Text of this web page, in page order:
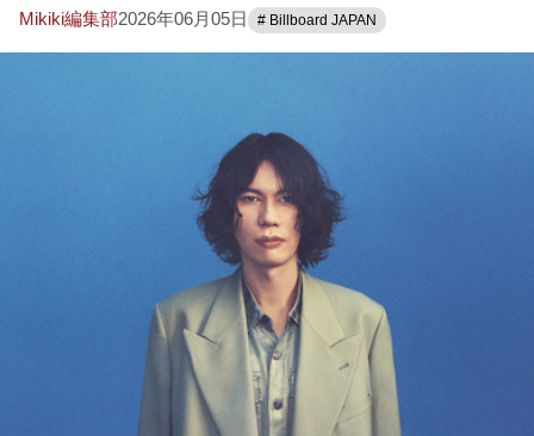
Mikiki編集部2026年06月05日 # Billboard JAPAN